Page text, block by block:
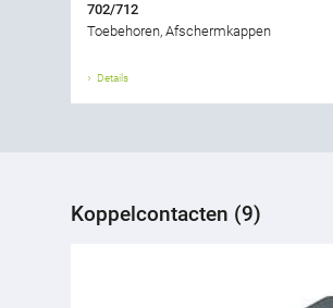
702/712
Toebehoren, Afschermkappen
Details
Koppelcontacten (9)